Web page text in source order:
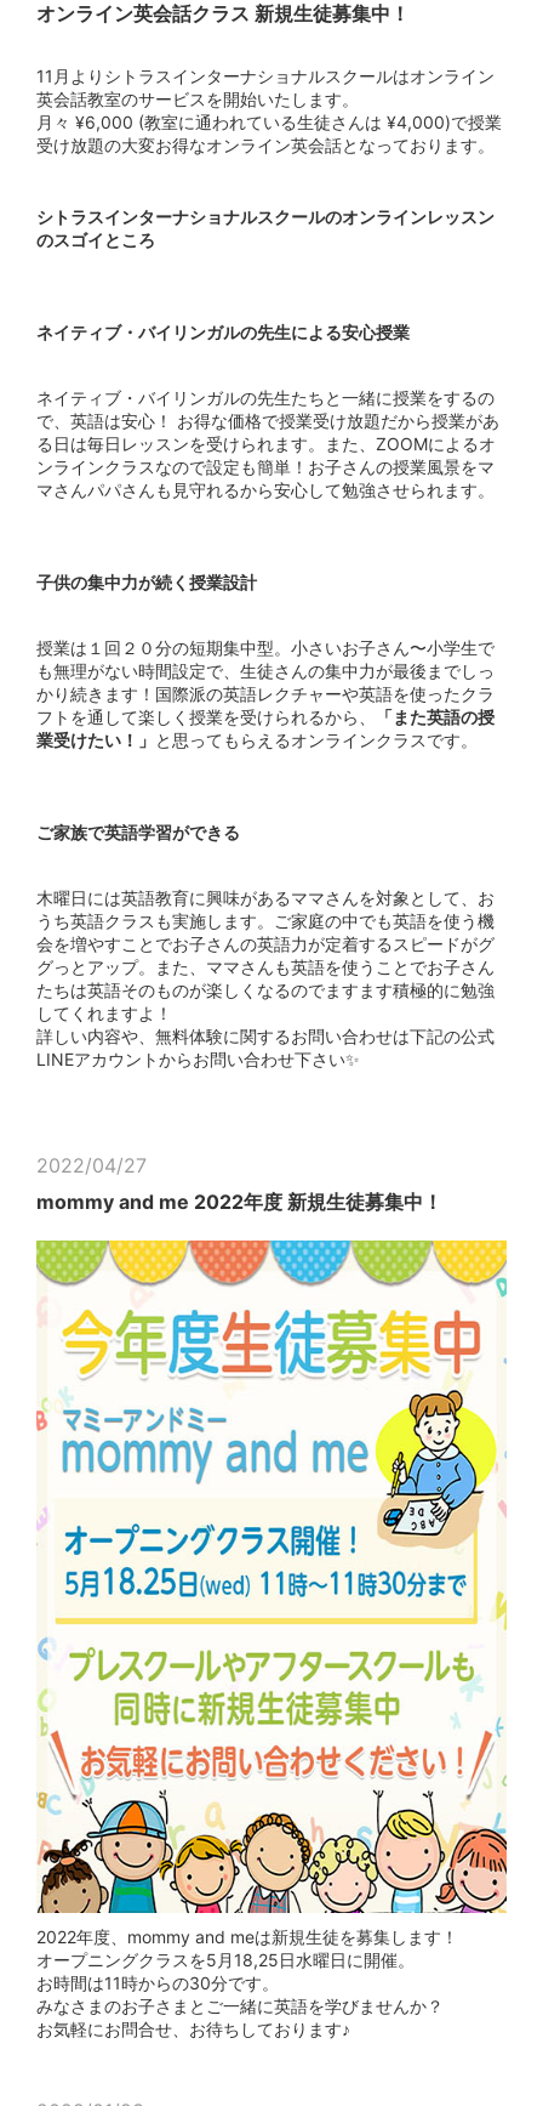
オンライン英会話クラス 新規生徒募集中！
11月よりシトラスインターナショナルスクールはオンライン
英会話教室のサービスを開始いたします。
月々 ¥6,000 (教室に通われている生徒さんは ¥4,000)で授業
受け放題の大変お得なオンライン英会話となっております。
シトラスインターナショナルスクールのオンラインレッスン
のスゴイところ
ネイティブ・バイリンガルの先生による安心授業
ネイティブ・バイリンガルの先生たちと一緒に授業をするの
で、英語は安心！ お得な価格で授業受け放題だから授業があ
る日は毎日レッスンを受けられます。また、ZOOMによるオ
ンラインクラスなので設定も簡単！お子さんの授業風景をマ
マさんパパさんも見守れるから安心して勉強させられます。
子供の集中力が続く授業設計
授業は１回２０分の短期集中型。小さいお子さん〜小学生で
も無理がない時間設定で、生徒さんの集中力が最後までしっ
かり続きます！国際派の英語レクチャーや英語を使ったクラ
フトを通して楽しく授業を受けられるから、
「また英語の授
業受けたい！」 と思ってもらえるオンラインクラスです。
ご家族で英語学習ができる
木曜日には英語教育に興味があるママさんを対象として、お
うち英語クラスも実施します。ご家庭の中でも英語を使う機
会を増やすことでお子さんの英語力が定着するスピードがグ
グっとアップ。また、ママさんも英語を使うことでお子さん
たちは英語そのものが楽しくなるのでますます積極的に勉強
してくれますよ！
詳しい内容や、無料体験に関するお問い合わせは下記の公式
LINEアカウントからお問い合わせ下さい✨
2022/04/27
mommy and me 2022年度 新規生徒募集中！
2022年度、mommy and meは新規生徒を募集します！
オープニングクラスを5月18,25日水曜日に開催。
お時間は11時からの30分です。
みなさまのお子さまとご一緒に英語を学びませんか？
お気軽にお問合せ、お待ちしております♪